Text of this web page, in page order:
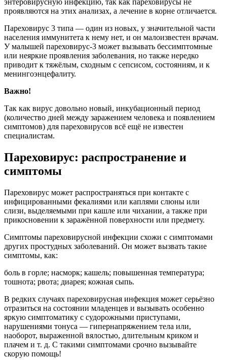
энтеровирусную инфекцию, так как пареховирусы не
проявляются на этих анализах, а лечение в корне отличается.
Пареховирус 3 типа — один из новых, у значительной части
населения иммунитета к нему нет, и он малоизвестен врачам.
У малышей пареховирус-3 может вызывать бессимптомные
или неяркие проявления заболевания, но также нередко
приводит к тяжёлым, сходным с сепсисом, состояниям, и к
менингоэнцефалиту.
Важно!
Так как вирус довольно новый, инкубационный период
(количество дней между заражением человека и появлением
симптомов) для пареховирусов всё ещё не известен
специалистам.
Пареховирус: распространение и
симптомы
Пареховирус может распространяться при контакте с
инфицированными фекалиями или каплями слюны или
слизи, выделяемыми при кашле или чихании, а также при
прикосновении к заражённой поверхности или предмету.
Симптомы пареховирусной инфекции схожи с симптомами
других простудных заболеваний. Он может вызвать такие
симптомы, как:
боль в горле; насморк; кашель; повышенная температура;
тошнота; рвота; диарея; кожная сыпь.
В редких случаях пареховирусная инфекция может серьёзно
отразиться на состоянии младенцев и вызывать особенно
яркую симптоматику с судорожными приступами,
нарушениями тонуса — гипернапряжением тела или,
наоборот, выраженной вялостью, длительным криком и
плачем и т. д. С такими симптомами срочно вызывайте
скорую помощь!